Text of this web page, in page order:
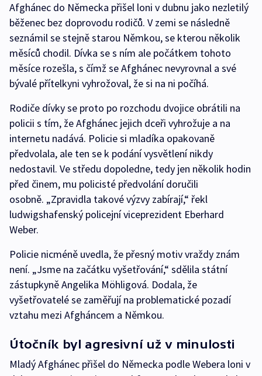
Afghánec do Německa přišel loni v dubnu jako nezletilý
běženec bez doprovodu rodičů. V zemi se následně
seznámil se stejně starou Němkou, se kterou několik
měsíců chodil. Dívka se s ním ale počátkem tohoto
měsíce rozešla, s čímž se Afghánec nevyrovnal a své
bývalé přítelkyni vyhrožoval, že si na ni počíhá.
Rodiče dívky se proto po rozchodu dvojice obrátili na
policii s tím, že Afghánec jejich dceři vyhrožuje a na
internetu nadává. Policie si mladíka opakovaně
předvolala, ale ten se k podání vysvětlení nikdy
nedostavil. Ve středu dopoledne, tedy jen několik hodin
před činem, mu policisté předvolání doručili
osobně. „Zpravidla takové výzvy zabírají,“ řekl
ludwigshafenský policejní viceprezident Eberhard
Weber.
Policie nicméně uvedla, že přesný motiv vraždy znám
není. „Jsme na začátku vyšetřování,“ sdělila státní
zástupkyně Angelika Möhligová. Dodala, že
vyšetřovatelé se zaměřují na problematické pozadí
vztahu mezi Afgháncem a Němkou.
Útočník byl agresivní už v minulosti
Mladý Afghánec přišel do Německa podle Webera loni v